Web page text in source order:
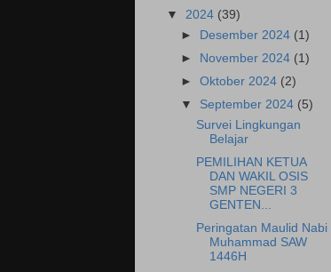
▼ 2024 (39)
► Desember 2024 (1)
►
November 2024 (1)
►Oktober 2024 (2)
▼ September 2024 (5)
Survei Lingkungan
Belajar
PEMILIHAN KETUA
DAN WAKIL OSIS
SMP NEGERI 3
GENTEN...
Peringatan Maulid Nabi
Muhammad SAW
1446H